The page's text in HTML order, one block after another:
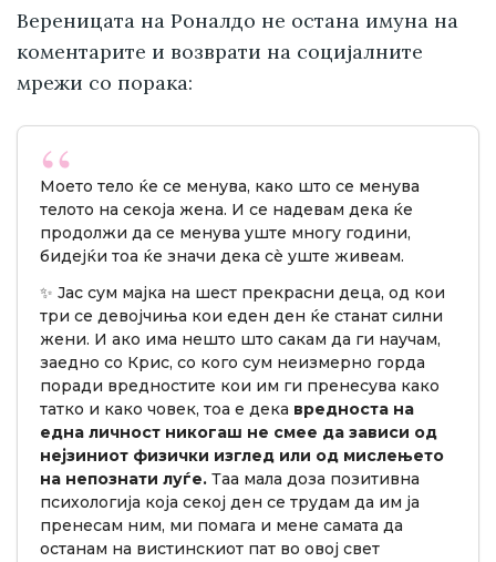
Вереницата на Роналдо не остана имуна на
коментарите и возврати на социјалните
мрежи со порака:
Моето тело ќе се менува, како што се менува
телото на секоја жена. И се надевам дека ќе
продолжи да се менува уште многу години,
бидејќи тоа ќе значи дека сè уште живеам.
✨ Јас сум мајка на шест прекрасни деца, од кои
три се девојчиња кои еден ден ќе станат силни
жени. И ако има нешто што сакам да ги научам,
заедно со Крис, со кого сум неизмерно горда
поради вредностите кои им ги пренесува како
татко и како човек, тоа е дека вредноста на
една личност никогаш не смее да зависи од
нејзиниот физички изглед или од мислењето
на непознати луѓе. Таа мала доза позитивна
психологија која секој ден се трудам да им ја
пренесам ним, ми помага и мене самата да
останам на вистинскиот пат во овој свет